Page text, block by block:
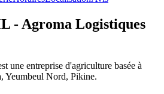
- Agroma Logistiques
une entreprise d'agriculture basée à
Yeumbeul Nord, Pikine.